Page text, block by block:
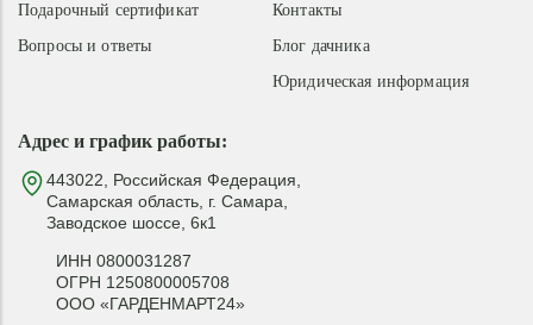
Адрес и график работы:
443022, Российская Федерация,
Самарская область, г. Самара,
Заводское шоссе, 6к1
ИНН 0800031287
ОГРН 1250800005708
ООО «ГАРДЕНМАРТ24»
Контакты
Блог дачника
Юридическая информация
Подарочный сертификат
Вопросы и ответы